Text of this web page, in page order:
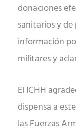
donaciones
sanitarios y
información
militares y
El ICHH
dispensa a
las Fuerzas